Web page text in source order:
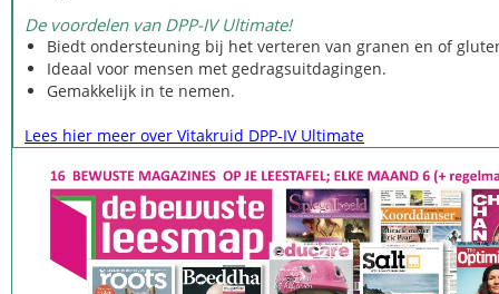
De voordelen van DPP-IV Ultimate!
Biedt ondersteuning bij het verteren van granen en of
Ideaal voor mensen met gedragsuitdagingen.
Gemakkelijk in te nemen.
Lees hier meer over Vitakruid DPP-IV Ultimate